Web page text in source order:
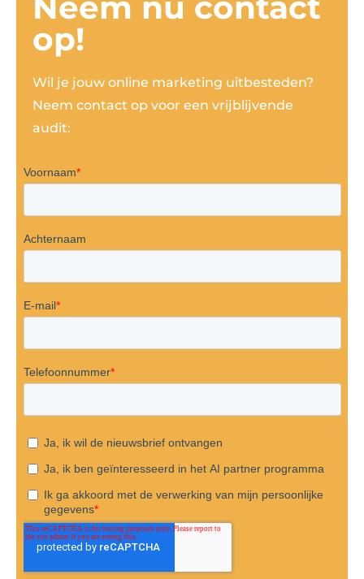
op!
Wil je jouw online marketing uitbesteden?
Neem contact op voor een vrijblijvende
audit: